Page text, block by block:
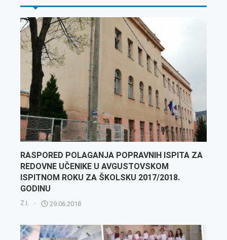
RASPORED POLAGANJA POPRAVNIH ISPITA ZA
REDOVNE UČENIKE U AVGUSTOVSKOM
ISPITNOM ROKU ZA ŠKOLSKU 2017/2018.
GODINU
Z.I. 29.06.2018